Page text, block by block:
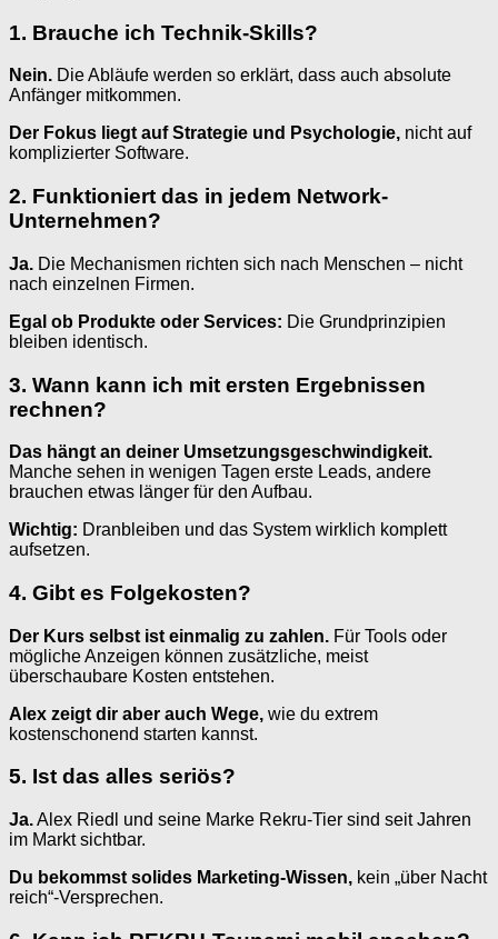
1. Brauche ich Technik-Skills?
Nein. Die Abläufe werden so erklärt, dass auch absolute
Anfänger mitkommen.
Der Fokus liegt auf Strategie und Psychologie, nicht auf
komplizierter Software.
2. Funktioniert das in jedem Network-
Unternehmen?
Ja. Die Mechanismen richten sich nach Menschen – nicht
nach einzelnen Firmen.
Egal ob Produkte oder Services: Die Grundprinzipien
bleiben identisch.
3. Wann kann ich mit ersten Ergebnissen
rechnen?
Das hängt an deiner Umsetzungsgeschwindigkeit.
Manche sehen in wenigen Tagen erste Leads, andere
brauchen etwas länger für den Aufbau.
Wichtig: Dranbleiben und das System wirklich komplett
aufsetzen.
4. Gibt es Folgekosten?
Der Kurs selbst ist einmalig zu zahlen. Für Tools oder
mögliche Anzeigen können zusätzliche, meist
überschaubare Kosten entstehen.
Alex zeigt dir aber auch Wege, wie du extrem
kostenschonend starten kannst.
5. Ist das alles seriös?
Ja.Alex Riedl und seine Marke Rekru-Tier sind seit Jahren
im Markt sichtbar.
Du bekommst solides Marketing-Wissen, kein „über Nacht
reich“-Versprechen.